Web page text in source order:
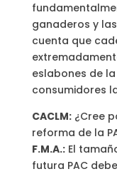
ganaderos y
cuenta que
eslabones de
consumidores
CACLM:¿Cree
reforma de la
F.M.A.:El
futura PAC